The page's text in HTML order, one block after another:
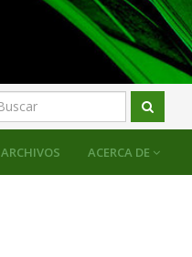
ARCHIVOS ACERCA DE